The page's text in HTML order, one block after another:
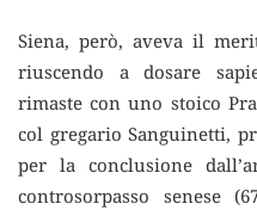
Siena, però, aveva il
riuscendo a dosare
rimaste con uno stoico
col gregario Sanguinetti,
per la conclusione
controsorpasso senese